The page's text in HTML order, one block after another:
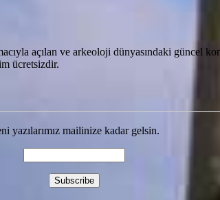
açılan ve arkeoloji dünyasındaki güncel
ücretsizdir.
yazılarımız mailinize kadar gelsin.